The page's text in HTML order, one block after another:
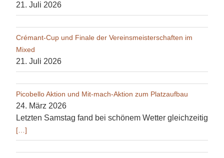
21. Juli 2026
Crémant-Cup und Finale der Vereinsmeisterschaften im
Mixed
21. Juli 2026
Picobello Aktion und Mit-mach-Aktion zum Platzaufbau
24. März 2026
Letzten Samstag fand bei schönem Wetter gleichzeitig
[…]